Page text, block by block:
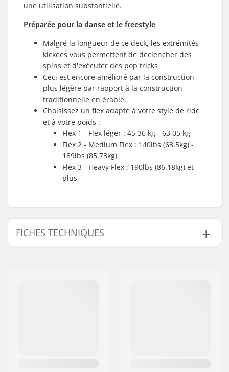
une utilisation substantielle.
Préparée pour la danse et le freestyle
Malgré la longueur de ce deck, les extrémités
kickées vous permettent de déclencher des
spins et d'exécuter des pop tricks
Ceci est encore amélioré par la construction
plus légère par rapport à la construction
traditionnelle en érable.
Choisissez un flex adapté à votre style de ride
et à votre poids :
Flex 1 - Flex léger : 45,36 kg - 63,05 kg
Flex 2 - Medium Flex : 140lbs (63.5kg) -
189lbs (85.73kg)
Flex 3 - Heavy Flex : 190lbs (86.18kg) et
plus
FICHES TECHNIQUES